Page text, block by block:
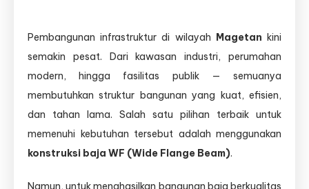
Jasa
Kontraktor
Baja
WF
Magetan
Solusi
Konstruksi
Kokoh
Pembangunan infrastruktur di wilayah Magetan kini
semakin pesat. Dari kawasan industri, perumahan
modern, hingga fasilitas publik — semuanya
membutuhkan struktur bangunan yang kuat, efisien,
dan tahan lama. Salah satu pilihan terbaik untuk
memenuhi kebutuhan tersebut adalah menggunakan
konstruksi baja WF (Wide Flange Beam).
Namun, untuk menghasilkan bangunan baja berkualitas